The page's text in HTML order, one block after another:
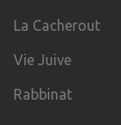
La Cacherout
Vie Juive
Rabbinat